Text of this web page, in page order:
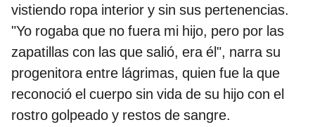
vistiendo ropa interior y sin sus pertenencias.
"Yo rogaba que no fuera mi hijo, pero por las
zapatillas con las que salió, era él", narra su
progenitora entre lágrimas, quien fue la que
reconoció el cuerpo sin vida de su hijo con el
rostro golpeado y restos de sangre.